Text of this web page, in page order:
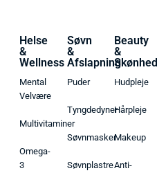
Helse
&
Wellness
Mental
Velvære
Multivitaminer
Omega-
3
Søvn
&
Afslapning
Puder
Tyngdedyner
Søvnmasker
Søvnplastre
Beauty
&
Skønhed
Hudpleje
Hårpleje
Makeup
Anti-